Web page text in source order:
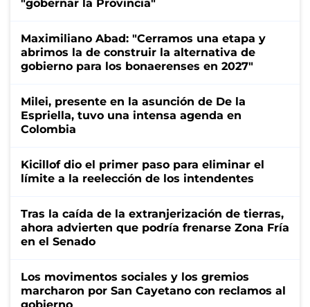
"gobernar la Provincia"
Maximiliano Abad: "Cerramos una etapa y
abrimos la de construir la alternativa de
gobierno para los bonaerenses en 2027"
Milei, presente en la asunción de De la
Espriella, tuvo una intensa agenda en
Colombia
Kicillof dio el primer paso para eliminar el
límite a la reelección de los intendentes
Tras la caída de la extranjerización de tierras,
ahora advierten que podría frenarse Zona Fría
en el Senado
Los movimentos sociales y los gremios
marcharon por San Cayetano con reclamos al